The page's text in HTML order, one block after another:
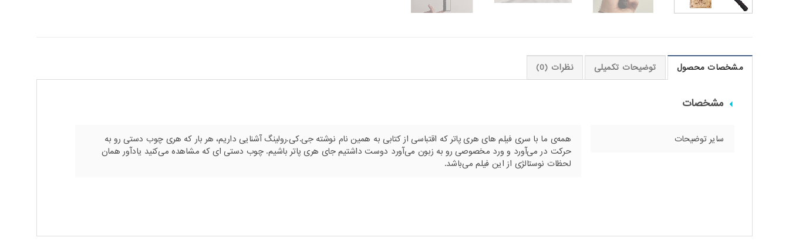
مشخصات محصول توضیحات تکمیلی نظرات (0)
مشخصات
سایر توضیحات
همه‌ی ما با سری فیلم های هری پاتر که اقتباسی از کتابی به همین نام نوشته جی.کی.رولینگ آشنایی داریم، هر بار که هری چوب دستی رو به
حرکت در می‌آورد و ورد مخصوصی رو به زبون می‌آورد دوست داشتیم جای هری پاتر باشیم. چوب دستی ای که مشاهده می‌کنید یادآور همان
لحظات نوستالژی از این فیلم می‌باشد.